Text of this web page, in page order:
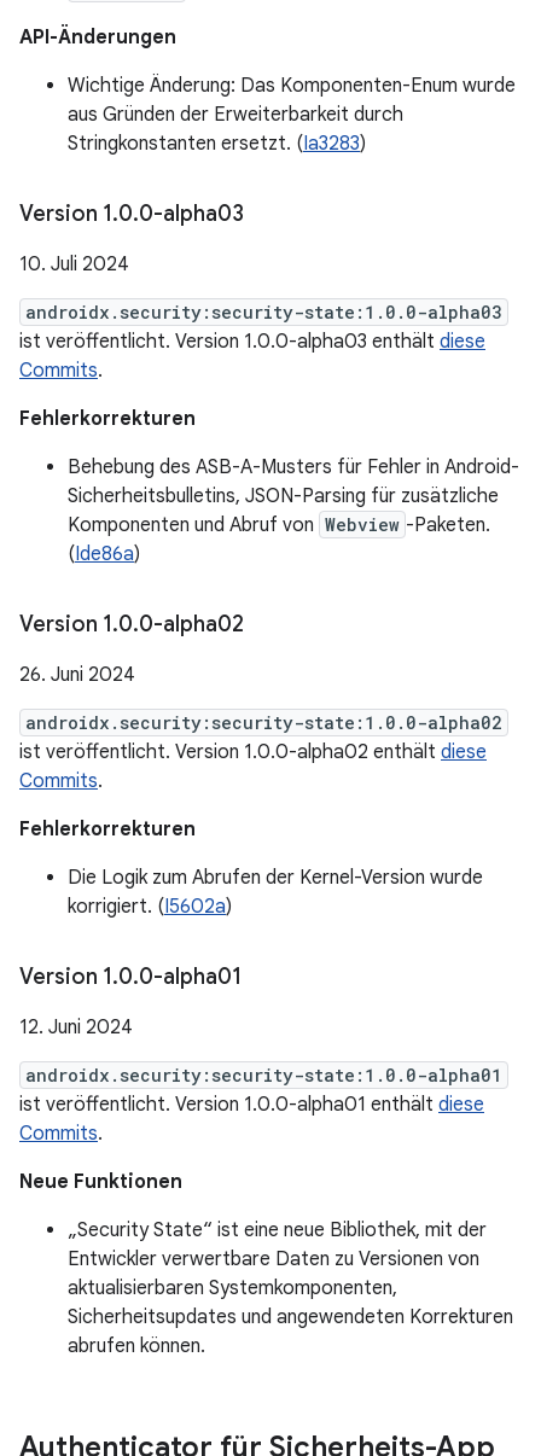
API-Änderungen
Wichtige Änderung: Das Komponenten-Enum wurde
aus Gründen der Erweiterbarkeit durch
Stringkonstanten ersetzt. (Ia3283)
Version 1.0.0-alpha03
10. Juli 2024
androidx.security:security-state:1.0.0-alpha03
ist veröffentlicht. Version 1.0.0-alpha03 enthält diese
Commits.
Fehlerkorrekturen
Behebung des ASB-A-Musters für Fehler in Android-
Sicherheitsbulletins, JSON-Parsing für zusätzliche
Komponenten und Abruf von Webview -Paketen.
(Ide86a)
Version 1.0.0-alpha02
26. Juni 2024
androidx.security:security-state:1.0.0-alpha02
ist veröffentlicht. Version 1.0.0-alpha02 enthält diese
Commits.
Fehlerkorrekturen
Die Logik zum Abrufen der Kernel-Version wurde
korrigiert. (I5602a)
Version 1.0.0-alpha01
12. Juni 2024
androidx.security:security-state:1.0.0-alpha01
ist veröffentlicht. Version 1.0.0-alpha01 enthält diese
Commits.
Neue Funktionen
„Security State“ ist eine neue Bibliothek, mit der
Entwickler verwertbare Daten zu Versionen von
aktualisierbaren Systemkomponenten,
Sicherheitsupdates und angewendeten Korrekturen
abrufen können.
Authenticator für Sicherheits-App